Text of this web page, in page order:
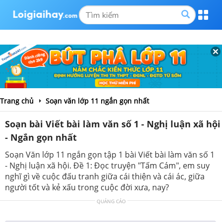
Trang chủ Soạn văn lớp 11 ngắn gọn nhất
Soạn bài Viết bài làm văn số 1 - Nghị luận xã hội
- Ngắn gọn nhất
Soạn Văn lớp 11 ngắn gọn tập 1 bài Viết bài làm văn số 1
- Nghị luận xã hội. Đề 1: Đọc truyện "Tấm Cám", em suy
nghĩ gì về cuộc đấu tranh giữa cái thiện và cái ác, giữa
người tốt và kẻ xấu trong cuộc đời xưa, nay?
QUẢNG CÁO